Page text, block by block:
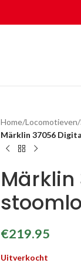
Home/Locomotieven/
Märklin 37056
Märklin
€219.95
Uitverkocht